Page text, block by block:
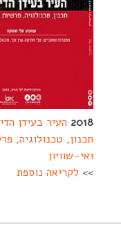
2018 העיר בעידן
תכנון, טכנולוגיה,
ואי-שוויון
>> לקריאה נוספת